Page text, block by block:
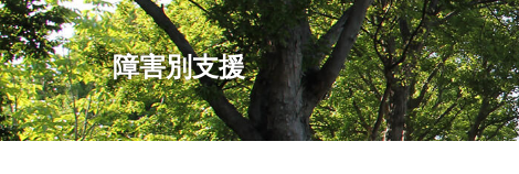
障害別支援